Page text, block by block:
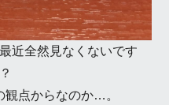
近全然見なくないです
観点からなのか…。